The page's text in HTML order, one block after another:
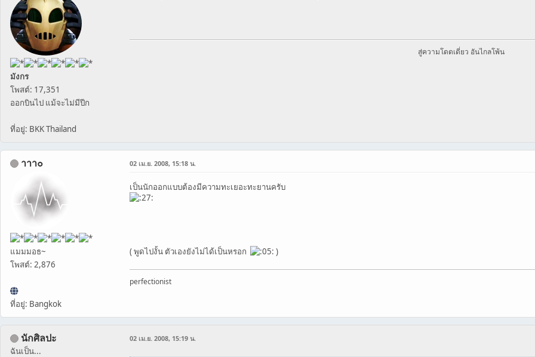
มังกร
โพสต์: 17,351
ออกบินไป แม้จะไม่มีปีก
ที่อยู่: BKK Thailand
สู่ความโดดเดี่ยว อันไกลโพ้น
าาา๐
แมมมอธ~
โพสต์: 2,876
ที่อยู่: Bangkok
02 เม.ย. 2008, 15:18 น.
เป็นนักออกแบบต้องมีความทะเยอะทะยานครับ
( พูดไปงั้น ตัวเองยังไม่ได้เป็นหรอก )
perfectionist
นักศิลปะ
ฉันเป็น...
02 เม.ย. 2008, 15:19 น.